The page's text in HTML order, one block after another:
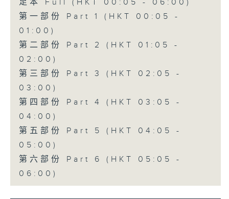
足本 Full (HKT 00:05 - 06:00)
第一部份 Part 1 (HKT 00:05 -
01:00)
第二部份 Part 2 (HKT 01:05 -
02:00)
第三部份 Part 3 (HKT 02:05 -
03:00)
第四部份 Part 4 (HKT 03:05 -
04:00)
第五部份 Part 5 (HKT 04:05 -
05:00)
第六部份 Part 6 (HKT 05:05 -
06:00)